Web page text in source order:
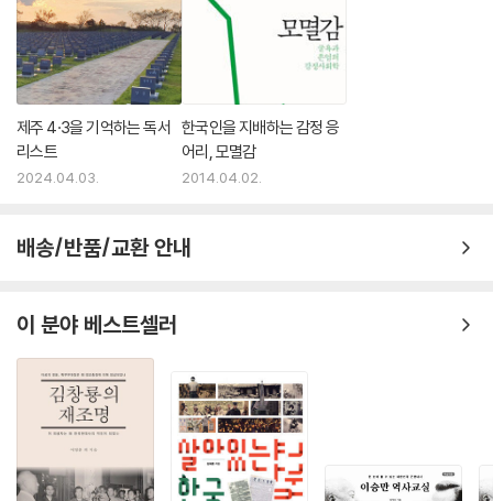
제주 4·3을 기억하는 독서
리스트
2024.04.03.
한국인을 지배하는 감정 응
어리, 모멸감
2014.04.02.
배송/반품/교환 안내
이 분야 베스트셀러